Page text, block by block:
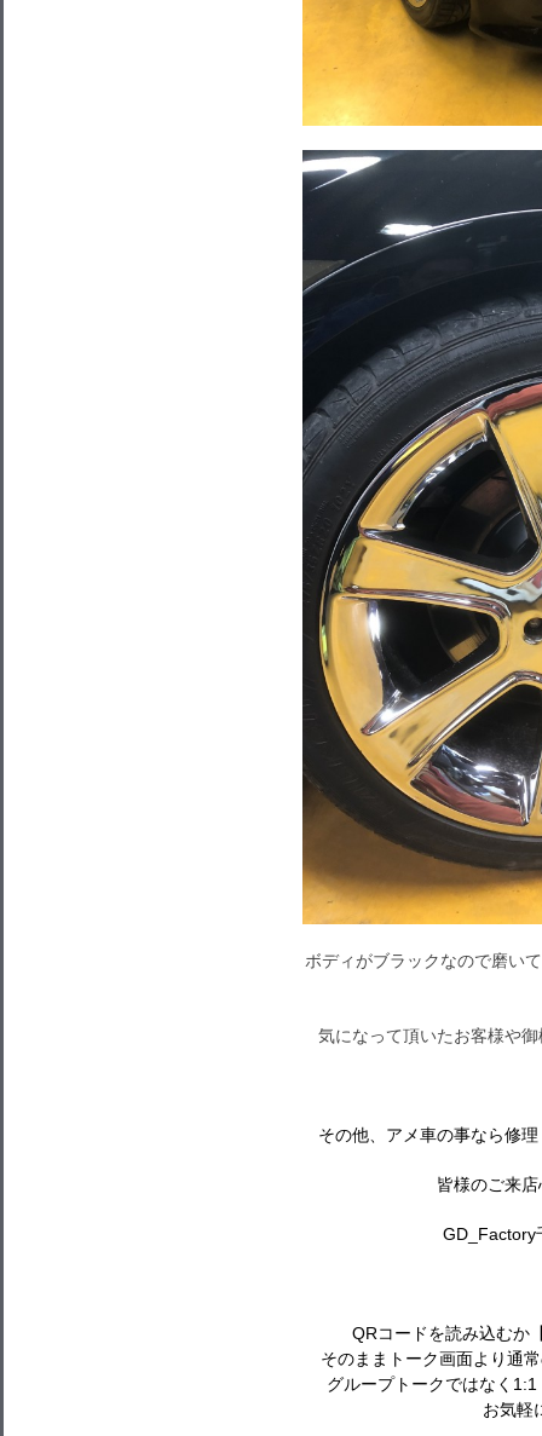
ボディがブラックなので磨い
気になって頂いたお客様や
その他、アメ車の事なら修
皆様のご来
QRコードを読み込むか
そのままトーク画面より通
グループトークではなく
お気軽